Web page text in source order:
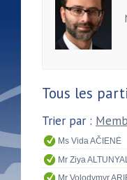
Tous les
Trier par :
Ms Vida AČIENĖ
Mr Ziya